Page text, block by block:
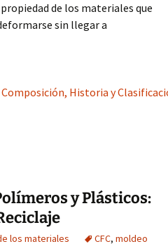
de los materiales que
sin llegar a
Historia y
y Plásticos:
los materiales CFC, moldeo